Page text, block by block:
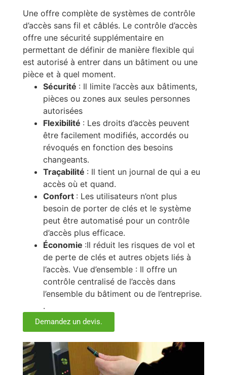
Une offre complète de systèmes de contrôle
d’accès sans fil et câblés. Le contrôle d’accès
offre une sécurité supplémentaire en
permettant de définir de manière flexible qui
est autorisé à entrer dans un bâtiment ou une
pièce et à quel moment.
Sécurité : Il limite l’accès aux bâtiments,
pièces ou zones aux seules personnes
autorisées
Flexibilité : Les droits d’accès peuvent
être facilement modifiés, accordés ou
révoqués en fonction des besoins
changeants.
Traçabilité : Il tient un journal de qui a eu
accès où et quand.
Confort : Les utilisateurs n’ont plus
besoin de porter de clés et le système
peut être automatisé pour un contrôle
d’accès plus efficace.
Économie :Il réduit les risques de vol et
de perte de clés et autres objets liés à
l’accès. Vue d’ensemble : Il offre un
contrôle centralisé de l’accès dans
l’ensemble du bâtiment ou de l’entreprise.
.
Demandez un devis.